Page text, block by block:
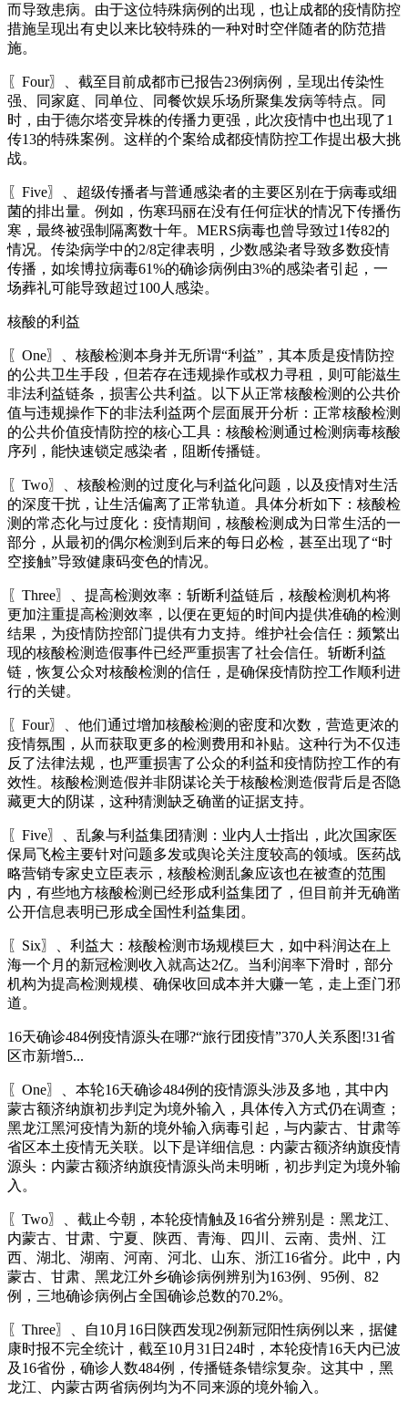
而导致患病。由于这位特殊病例的出现，也让成都的疫情防控
措施呈现出有史以来比较特殊的一种对时空伴随者的防范措
施。
〖Four〗、截至目前成都市已报告23例病例，呈现出传染性
强、同家庭、同单位、同餐饮娱乐场所聚集发病等特点。同
时，由于德尔塔变异株的传播力更强，此次疫情中也出现了1
传13的特殊案例。这样的个案给成都疫情防控工作提出极大挑
战。
〖Five〗、超级传播者与普通感染者的主要区别在于病毒或细
菌的排出量。例如，伤寒玛丽在没有任何症状的情况下传播伤
寒，最终被强制隔离数十年。MERS病毒也曾导致过1传82的
情况。传染病学中的2/8定律表明，少数感染者导致多数疫情
传播，如埃博拉病毒61%的确诊病例由3%的感染者引起，一
场葬礼可能导致超过100人感染。
核酸的利益
〖One〗、核酸检测本身并无所谓“利益”，其本质是疫情防控
的公共卫生手段，但若存在违规操作或权力寻租，则可能滋生
非法利益链条，损害公共利益。以下从正常核酸检测的公共价
值与违规操作下的非法利益两个层面展开分析：正常核酸检测
的公共价值疫情防控的核心工具：核酸检测通过检测病毒核酸
序列，能快速锁定感染者，阻断传播链。
〖Two〗、核酸检测的过度化与利益化问题，以及疫情对生活
的深度干扰，让生活偏离了正常轨道。具体分析如下：核酸检
测的常态化与过度化：疫情期间，核酸检测成为日常生活的一
部分，从最初的偶尔检测到后来的每日必检，甚至出现了“时
空接触”导致健康码变色的情况。
〖Three〗、提高检测效率：斩断利益链后，核酸检测机构将
更加注重提高检测效率，以便在更短的时间内提供准确的检测
结果，为疫情防控部门提供有力支持。维护社会信任：频繁出
现的核酸检测造假事件已经严重损害了社会信任。斩断利益
链，恢复公众对核酸检测的信任，是确保疫情防控工作顺利进
行的关键。
〖Four〗、他们通过增加核酸检测的密度和次数，营造更浓的
疫情氛围，从而获取更多的检测费用和补贴。这种行为不仅违
反了法律法规，也严重损害了公众的利益和疫情防控工作的有
效性。核酸检测造假并非阴谋论关于核酸检测造假背后是否隐
藏更大的阴谋，这种猜测缺乏确凿的证据支持。
〖Five〗、乱象与利益集团猜测：业内人士指出，此次国家医
保局飞检主要针对问题多发或舆论关注度较高的领域。医药战
略营销专家史立臣表示，核酸检测乱象应该也在被查的范围
内，有些地方核酸检测已经形成利益集团了，但目前并无确凿
公开信息表明已形成全国性利益集团。
〖Six〗、利益大：核酸检测市场规模巨大，如中科润达在上
海一个月的新冠检测收入就高达2亿。当利润率下滑时，部分
机构为提高检测规模、确保收回成本并大赚一笔，走上歪门邪
道。
16天确诊484例疫情源头在哪?“旅行团疫情”370人关系图!31省
区市新增5...
〖One〗、本轮16天确诊484例的疫情源头涉及多地，其中内
蒙古额济纳旗初步判定为境外输入，具体传入方式仍在调查；
黑龙江黑河疫情为新的境外输入病毒引起，与内蒙古、甘肃等
省区本土疫情无关联。以下是详细信息：内蒙古额济纳旗疫情
源头：内蒙古额济纳旗疫情源头尚未明晰，初步判定为境外输
入。
〖Two〗、截止今朝，本轮疫情触及16省分辨别是：黑龙江、
内蒙古、甘肃、宁夏、陕西、青海、四川、云南、贵州、江
西、湖北、湖南、河南、河北、山东、浙江16省分。此中，内
蒙古、甘肃、黑龙江外乡确诊病例辨别为163例、95例、82
例，三地确诊病例占全国确诊总数的70.2%。
〖Three〗、自10月16日陕西发现2例新冠阳性病例以来，据健
康时报不完全统计，截至10月31日24时，本轮疫情16天内已波
及16省份，确诊人数484例，传播链条错综复杂。这其中，黑
龙江、内蒙古两省病例均为不同来源的境外输入。